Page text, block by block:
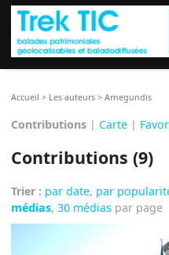
Accueil > Les auteurs >Arnegundis
Contributions | Carte |
Contributions (9)
Trier : par date, par
médias,30 médias par page